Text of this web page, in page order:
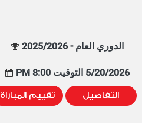
الدوري العام - 2025/2026
5/20/2026 التوقيت 8:00 PM
التفاصيل تقييم المباراة